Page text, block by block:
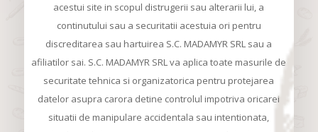
acestui site in scopul distrugerii sau alterarii lui, a
continutului sau a securitatii acestuia ori pentru
discreditarea sau hartuirea S.C. MADAMYR SRL sau a
afiliatilor sai. S.C. MADAMYR SRL va aplica toate masurile de
securitate tehnica si organizatorica pentru protejarea
datelor asupra carora detine controlul impotriva oricarei
situatii de manipulare accidentala sau intentionata,